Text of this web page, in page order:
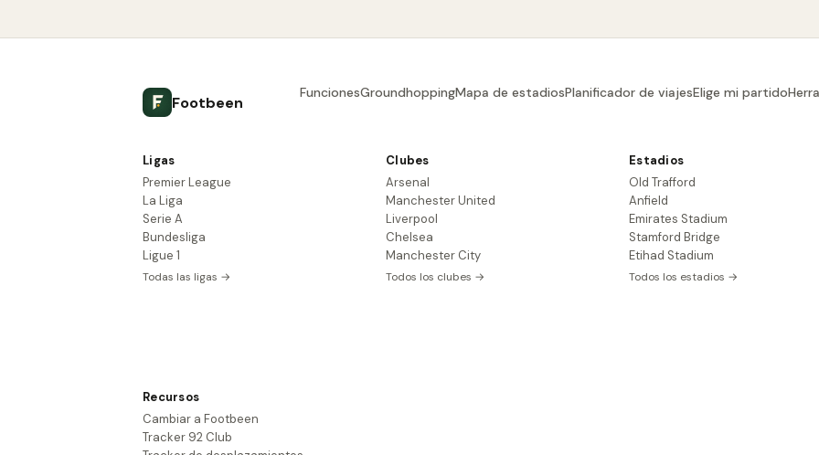
Footbeen
FuncionesGroundhoppingMapa de estadiosPlanificador de viajesElige mi partido
Ligas
Premier League
La Liga
Serie A
Bundesliga
Ligue 1
Todas las ligas →
Clubes
Arsenal
Manchester United
Liverpool
Chelsea
Manchester City
Todos los clubes →
Estadios
Old Trafford
Anfield
Emirates Stadium
Stamford Bridge
Etihad Stadium
Todos los estadios →
Recursos
Cambiar a Footbeen
Tracker 92 Club